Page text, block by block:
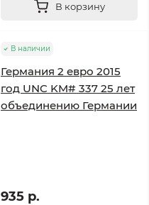
В корзину
В наличии
Германия 2 евро 2015
год UNC KM# 337 25 лет
объединению Германии
935 р.